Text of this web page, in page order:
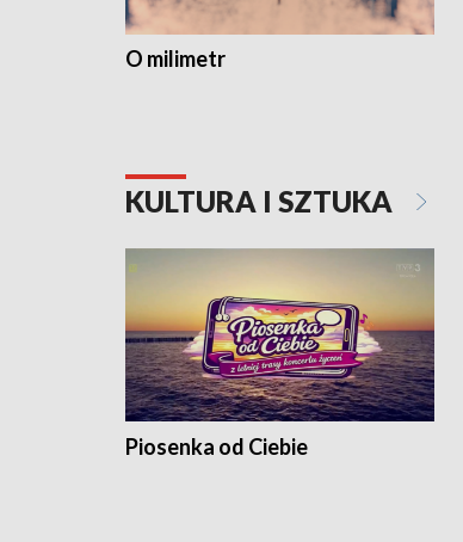
O milimetr
KULTURA I SZTUKA
Piosenka od Ciebie